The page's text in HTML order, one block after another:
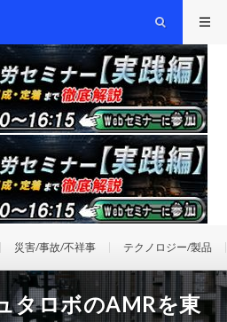
災害/事故/不祥事 テクノロジー/製品
タロボのAMRを東